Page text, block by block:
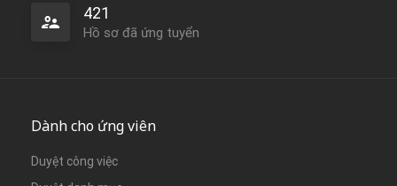
421
Hồ sơ đã ứng tuyển
Dành cho ứng viên
Duyệt công việc